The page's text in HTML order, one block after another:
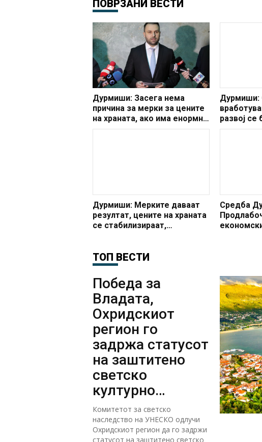
ПОВРЗАНИ ВЕСТИ
Дурмиши: Засега нема
причина за мерки за цените
на храната, ако има енормно
зголемување, ќе реагираме
Дурмиши:
развој се
Дурмиши: Мерките даваат
резултат, цените на храната
се стабилизираат,
стандард
Средба
ТОП ВЕСТИ
Победа за
Владата,
Охридскиот
регион го
задржа статусот
на заштитено
светско
културно
наследство
Комитетот за светско
наследство на УНЕСКО одлучи
Охридскиот регион да го задржи
статусот на заштитено светско